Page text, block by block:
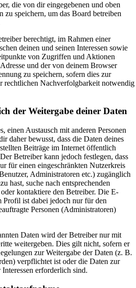
die von dir eingegebenen und oben
zu speichern, um das Board betreiben
berechtigt, im Rahmen einer
deinen und seinen Interessen sowie
von Zugriffen und Aktionen
und der von deinem Browser
zu speichern, sofern dies zur
rechtlichen Nachverfolgbarkeit notwendig
der Weitergabe deiner Daten
einen Austausch mit anderen Personen
daher bewusst, dass die Daten deines
Beiträge im Internet öffentlich
Betreiber kann jedoch festlegen, dass
für einen eingeschränkten Nutzerkreis
Administratoren etc.) zugänglich
hast, suche nach entsprechenden
kontaktiere den Betreiber. Die E-
Profil ist dabei jedoch nur für den
Personen (Administratoren)
Daten wird der Betreiber nur mit
weitergeben. Dies gilt nicht, sofern er
zur Weitergabe der Daten (z. B.
verpflichtet ist oder die Daten zur
erforderlich sind.